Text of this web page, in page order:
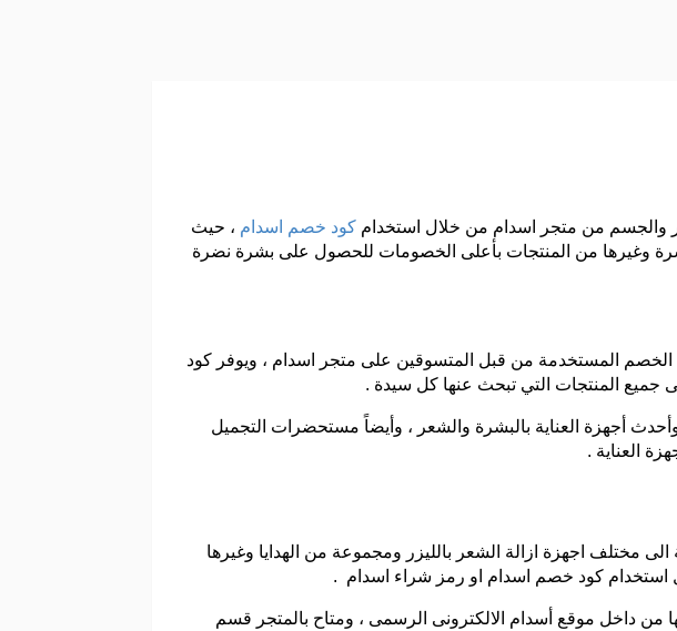
والجسم من متجر اسدام من خلال استخدام كود خصم اسدام ، حيث
وغيرها من المنتجات بأعلى الخصومات للحصول على بشرة نضرة
المستخدمة من قبل المتسوقين على متجر اسدام ، ويوفر كود
أجهزة العناية بالبشرة والشعر ، وأيضاً مستحضرات التجميل
العناية .
مختلف اجهزة ازالة الشعر بالليزر ومجموعة من الهدايا وغيرها
استخدام كود خصم اسدام او رمز شراء اسدام .
من داخل موقع أسدام الالكترونى الرسمى ، ومتاح بالمتجر قسم